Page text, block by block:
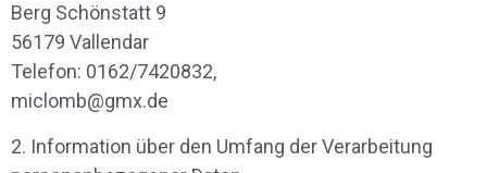
Berg Schönstatt 9
56179 Vallendar
Telefon: 0162/7420832,
miclomb@gmx.de
2. Information über den Umfang der Verarbeitung